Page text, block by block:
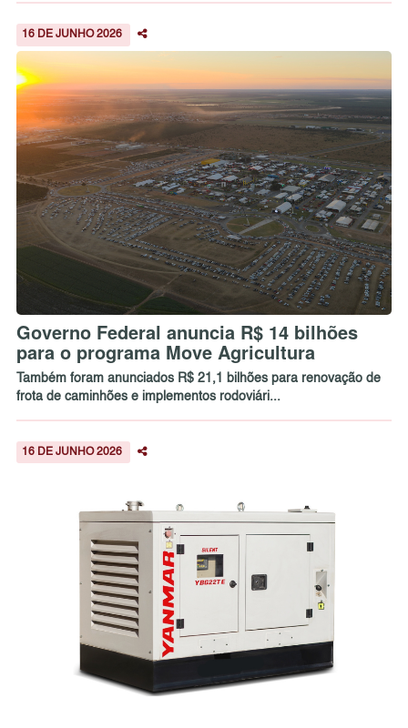
16 DE JUNHO 2026
Governo Federal anuncia R$ 14 bilhões
para o programa Move Agricultura
Também foram anunciados R$ 21,1 bilhões para renovação de
frota de caminhões e implementos rodoviári...
16 DE JUNHO 2026